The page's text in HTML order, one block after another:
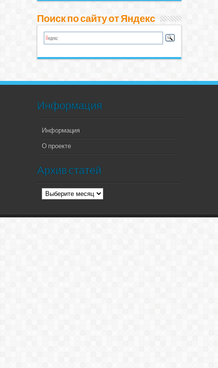
Поиск по сайту от Яндекс
Информация
Информация
О проекте
Архив статей
Архив
статей